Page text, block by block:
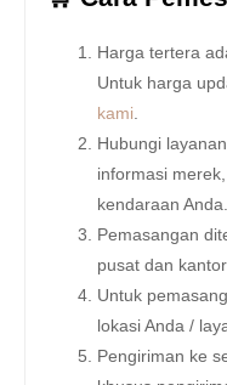
Harga tertera
Untuk harga
kami
Hubungi
informasi
kendaraan Anda.
Pemasangan
pusat dan
Untuk
lokasi Anda /
Pengiriman ke